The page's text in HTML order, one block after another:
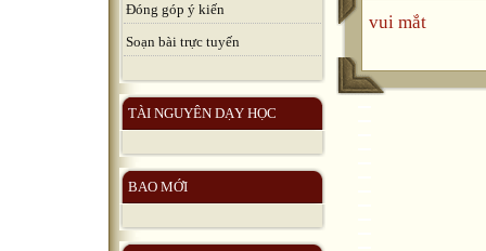
Đóng góp ý kiến
Soạn bài trực tuyến
TÀI NGUYÊN DẠY HỌC
BAO MỚI
vui mắt